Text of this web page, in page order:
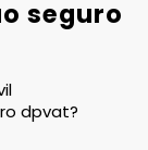
seguro
dpvat?